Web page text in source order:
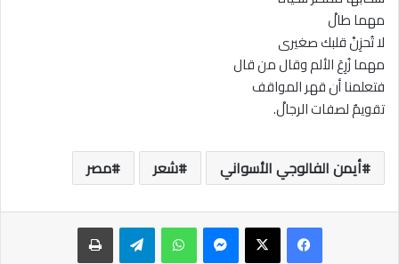
مهما طالْ
لا تُحزِنْ قلبك صغيرى
مهما زُرِعَ الألم وقال من قال
فتعلمنا أن قهر المواقف
تقويمٌ لصفات الرجالْ.
أيمن الفالوجي الأسواني شعر مصر
ماسنجر واتساب تيلقرام